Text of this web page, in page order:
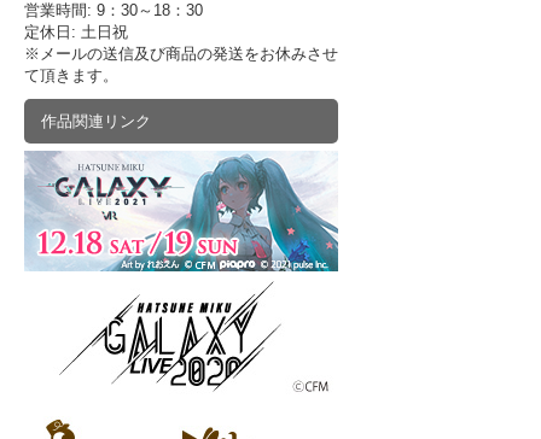
営業時間: 9：30～18：30
定休日: 土日祝
※メールの送信及び商品の発送をお休みさせ
て頂きます。
作品関連リンク